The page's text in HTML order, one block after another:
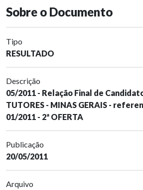
Sobre o Documento
Tipo
RESULTADO
Descrição
05/2011 - Relação Final de
TUTORES - MINAS GERAIS -
01/2011 - 2ª OFERTA
Publicação
20/05/2011
Arquivo